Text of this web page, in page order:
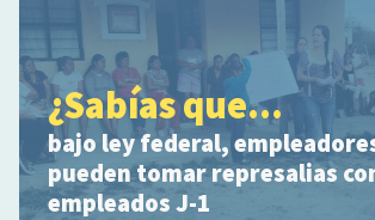
¿Sabías que...
bajo ley federal,
pueden tomar represalias
empleados J-1